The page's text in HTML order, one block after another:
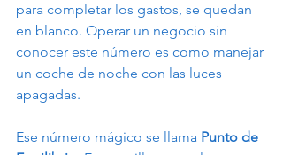
para completar los gastos, se quedan
en blanco. Operar un negocio sin
conocer este número es como manejar
un coche de noche con las luces
apagadas.
Ese número mágico se llama Punto de